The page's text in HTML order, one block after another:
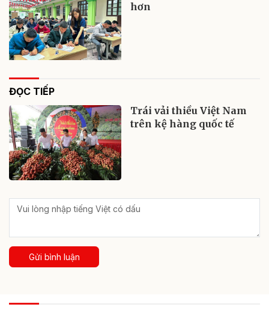
hơn
ĐỌC TIẾP
Trái vải thiều Việt Nam
trên kệ hàng quốc tế
Gửi bình luận